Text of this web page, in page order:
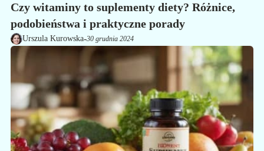
Czy witaminy to suplementy diety? Różnice,
podobieństwa i praktyczne porady
Urszula Kurowska-30 grudnia 2024